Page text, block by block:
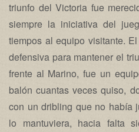
triunfo del Victoria fue
siempre la iniciativa del
tiempos al equipo visitante.
defensiva para mantener el
frente al Marino, fue un
balón cuantas veces quiso,
con un dribling que no había
lo mantuviera, hacia falta